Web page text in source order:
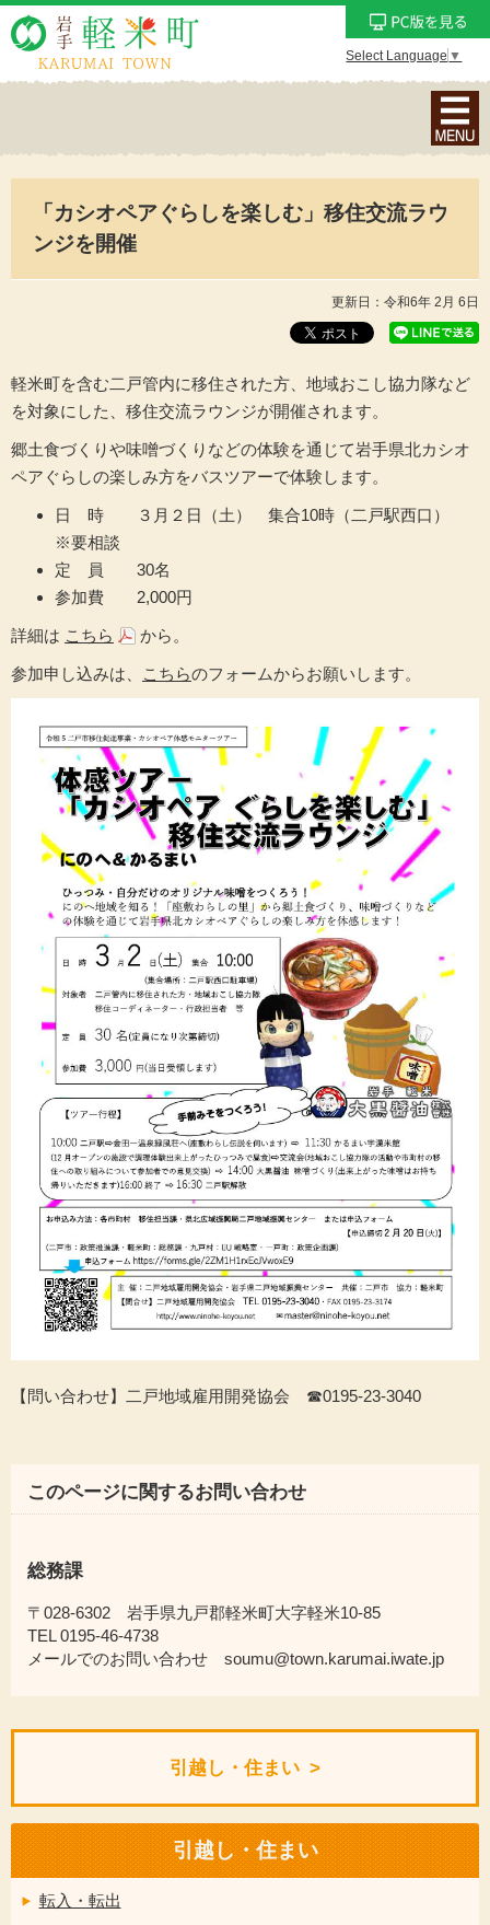
Select Language ▼
ナ
ビ
シ
メ
ニ
ュ
ー
示
「カシオペアぐらしを楽しむ」移住交流ラウ
ンジを開催
更新日：令和6年 2月 6日
軽米町を含む二戸管内に移住された方、地域おこし協力隊など
を対象にした、移住交流ラウンジが開催されます。
郷土食づくりや味噌づくりなどの体験を通じて岩手県北カシオ
ペアぐらしの楽しみ方をバスツアーで体験します。
日 時 ３月２日（土） 集合10時（二戸駅西口）
※要相談
定 員 30名
参加費 2,000円
詳細は こちら から。
参加申し込みは、 こちらのフォームからお願いします。
【問い合わせ】二戸地域雇用開発協会 ☎0195-23-3040
このページに関するお問い合わせ
総務課
〒028-6302 岩手県九戸郡軽米町大字軽米10-85
TEL 0195-46-4738
メールでのお問い合わせ soumu@town.karumai.iwate.jp
引越し・住まい
引越し・住まい
転入・転出